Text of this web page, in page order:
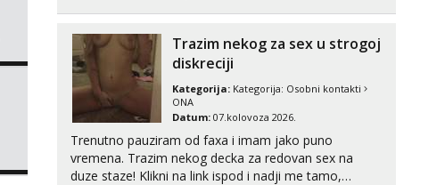
Trazim nekog za sex u strogoj
diskreciji
Kategorija: Kategorija: Osobni kontakti
ONA
Datum: 07.kolovoza 2026.
Trenutno pauziram od faxa i imam jako puno
vremena. Trazim nekog decka za redovan sex na
duze staze! Klikni na link ispod i nadji me tamo,